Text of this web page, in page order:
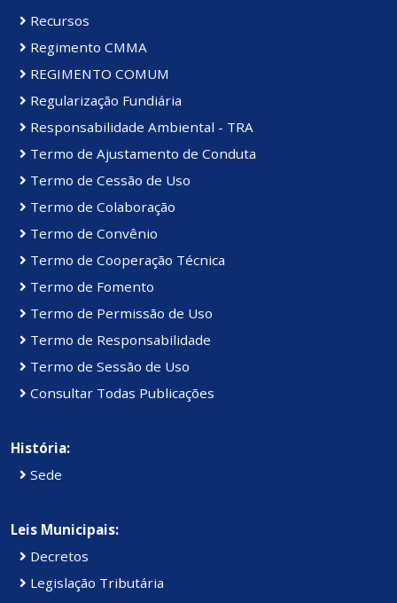
Recursos
Regimento CMMA
REGIMENTO COMUM
Regularização Fundiária
Responsabilidade Ambiental - TRA
Termo de Ajustamento de Conduta
Termo de Cessão de Uso
Termo de Colaboração
Termo de Convênio
Termo de Cooperação Técnica
Termo de Fomento
Termo de Permissão de Uso
Termo de Responsabilidade
Termo de Sessão de Uso
Consultar Todas Publicações
História:
Sede
Leis Municipais:
Decretos
Legislação Tributária